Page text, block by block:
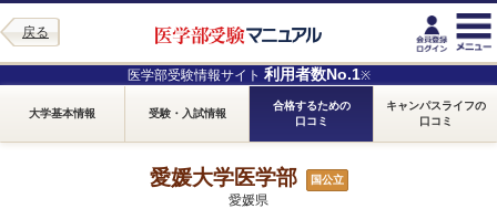
戻る
医学部受験情報サイト 利用者数No.1※
大学基本情報 受験・入試情報
合格するための
口コミ
キャンパスライフの
口コミ
愛媛大学医学部 国公立
愛媛県